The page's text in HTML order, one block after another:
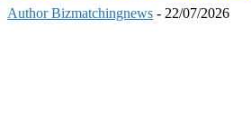
Author Bizmatchingnews - 22/07/2026